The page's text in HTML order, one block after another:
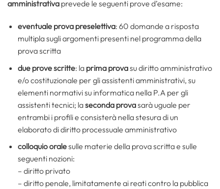
amministrativa prevede le seguenti prove d’esame:
eventuale prova preselettiva: 60 domande a risposta
multipla sugli argomenti presenti nel programma della
prova scritta
due prove scritte: la prima provasu diritto amministrativo
e/o costituzionale per gli assistenti amministrativi, su
elementi normativi su informatica nella P.A per gli
assistenti tecnici; laseconda provasarà uguale per
entrambi i profili e consisterà nella stesura di un
elaborato di diritto processuale amministrativo
colloquio oralesulle materie della prova scritta e sulle
seguenti nozioni:
– diritto privato
– diritto penale, limitatamente ai reati contro la pubblica